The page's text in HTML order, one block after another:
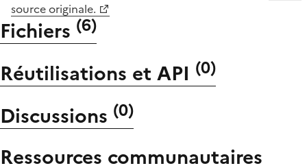
source originale.
Fichiers (6)
Réutilisations et API (0)
Discussions (0)
Ressources communautaires